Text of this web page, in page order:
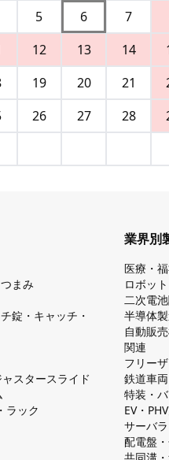
5 6 7
12 13 14
19 20 21
26 27 28
まみ
錠・キャッチ・
スタースライド
ラック
業界別
医療・
ロボッ
二次電
半導体
自動販
関連
フリー
鉄道車
特装・
EV・
サーバ
配電盤